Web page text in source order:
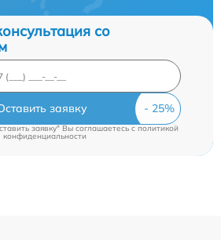
со
заявку
заявку" Вы соглашаетесь cполитикой
конфиденциальности